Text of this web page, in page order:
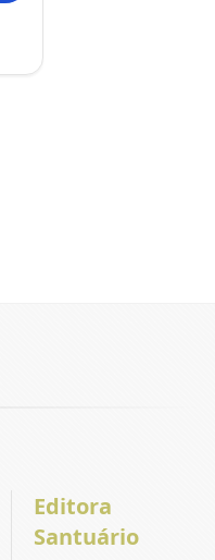
Editora
Santuário